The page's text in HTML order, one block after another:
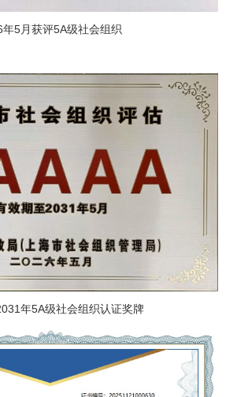
年5月获评5A级社会组织
年5A级社会组织认证奖牌